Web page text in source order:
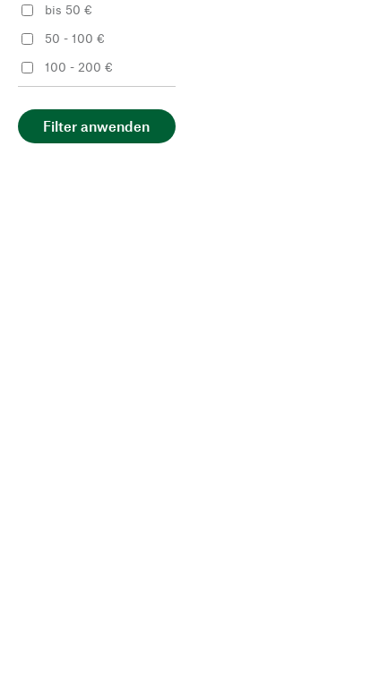
bis 50 €
50 - 100 €
100 - 200 €
Filter anwenden